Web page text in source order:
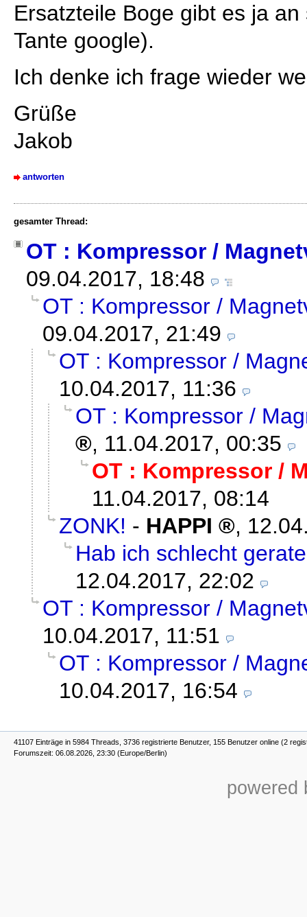
Ersatzteile Boge gibt es ja
Tante google).
Ich denke ich frage wieder
Grüße
Jakob
antworten
gesamter Thread:
OT : Kompressor /
09.04.2017, 18:48
OT : Kompressor /
09.04.2017, 21:49
OT : Kompressor /
10.04.2017, 11:36
OT : Kompressor /
, 11.04.2017, 00:35
OT : Kompressor /
11.04.2017, 08:14
ZONK! - HAPPI ,
Hab ich schlecht
12.04.2017, 22:02
OT : Kompressor /
10.04.2017, 11:51
OT : Kompressor /
10.04.2017, 16:54
41107 Einträge in 5984 Threads, 3736 registrierte Benutzer, 155 Benutzer online (2
Forumszeit: 06.08.2026, 23:30 (Europe/Berlin)
powered